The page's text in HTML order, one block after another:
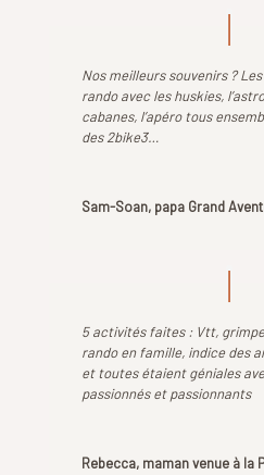
Nos meilleurs souvenirs ?
rando avec les huskies,
cabanes, l’apéro tous
des 2bike3…
Sam-Soan, papa Grand
5 activités faites : Vtt,
rando en famille, indice des
et toutes étaient géniales
passionnés et passionnants
Rebecca, maman venue à la